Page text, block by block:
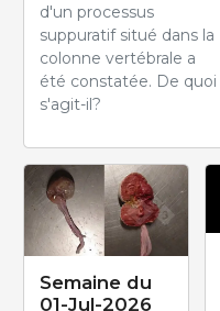
d'un processus
suppuratif situé dans la
colonne vertébrale a
été constatée. De quoi
s'agit-il?
Semaine du
01-Jul-2026